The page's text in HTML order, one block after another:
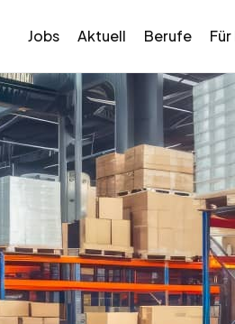
Jobs Aktuell Berufe